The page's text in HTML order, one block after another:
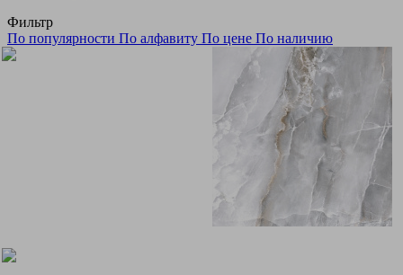
Фильтр
По популярности По алфавиту По цене По наличию